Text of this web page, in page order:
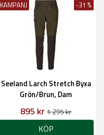
KAMPANJ -31 %
Seeland Larch Stretch Byxa
Grön/Brun, Dam
895 kr 1 295 kr
KÖP